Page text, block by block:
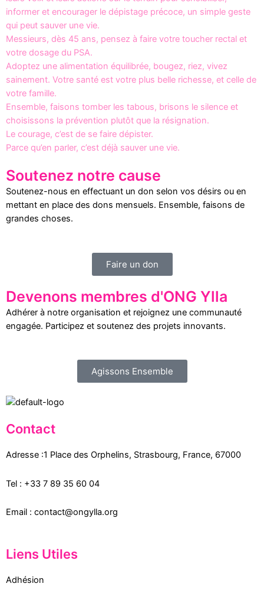
informer et encourager le dépistage précoce, un simple geste
qui peut sauver une vie.
Messieurs, dès 45 ans, pensez à faire votre toucher rectal et
votre dosage du PSA.
Adoptez une alimentation équilibrée, bougez, riez, vivez
sainement. Votre santé est votre plus belle richesse, et celle de
votre famille.
Ensemble, faisons tomber les tabous, brisons le silence et
choisissons la prévention plutôt que la résignation.
Le courage, c’est de se faire dépister.
Parce qu’en parler, c’est déjà sauver une vie.
Soutenez notre cause
Soutenez-nous en effectuant un don selon vos désirs ou en
mettant en place des dons mensuels. Ensemble, faisons de
grandes choses.
Faire un don
Devenons membres d'ONG Ylla
Adhérer à notre organisation et rejoignez une communauté
engagée. Participez et soutenez des projets innovants.
Agissons Ensemble
Contact
Adresse :1 Place des Orphelins, Strasbourg, France, 67000
Tel : +33 7 89 35 60 04
Email : contact@ongylla.org
Liens Utiles
Adhésion